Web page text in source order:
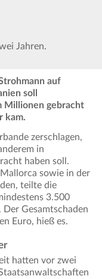
Jahren.
auf
soll
Millionen gebracht
kam.
zerschlagen,
in
haben soll.
Mallorca sowie in der
teilte die
3.500
Gesamtschaden
Euro, hieß es.
hatten vor zwei